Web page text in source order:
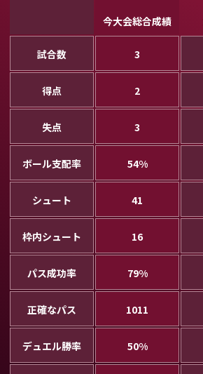
今大会総合成績
試合数 3
得点 2
失点 3
ボール支配率 54%
シュート 41
枠内シュート 16
パス成功率 79%
正確なパス 1011
デュエル勝率 50%